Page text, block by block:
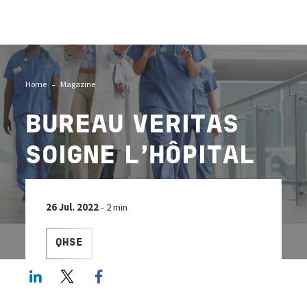
Image
Home Magazine
BUREAU VERITAS
SOIGNE L’HÔPITAL
26 Jul. 2022- 2 min
QHSE
LinkedInTwitter